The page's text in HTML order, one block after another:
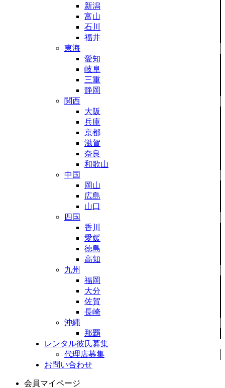
新潟
富山
石川
福井
東海
愛知
岐阜
三重
静岡
関西
大阪
兵庫
京都
滋賀
奈良
和歌山
中国
岡山
広島
山口
四国
香川
愛媛
徳島
高知
九州
福岡
大分
佐賀
長崎
沖縄
那覇
レンタル彼氏募集
代理店募集
お問い合わせ
会員マイページ